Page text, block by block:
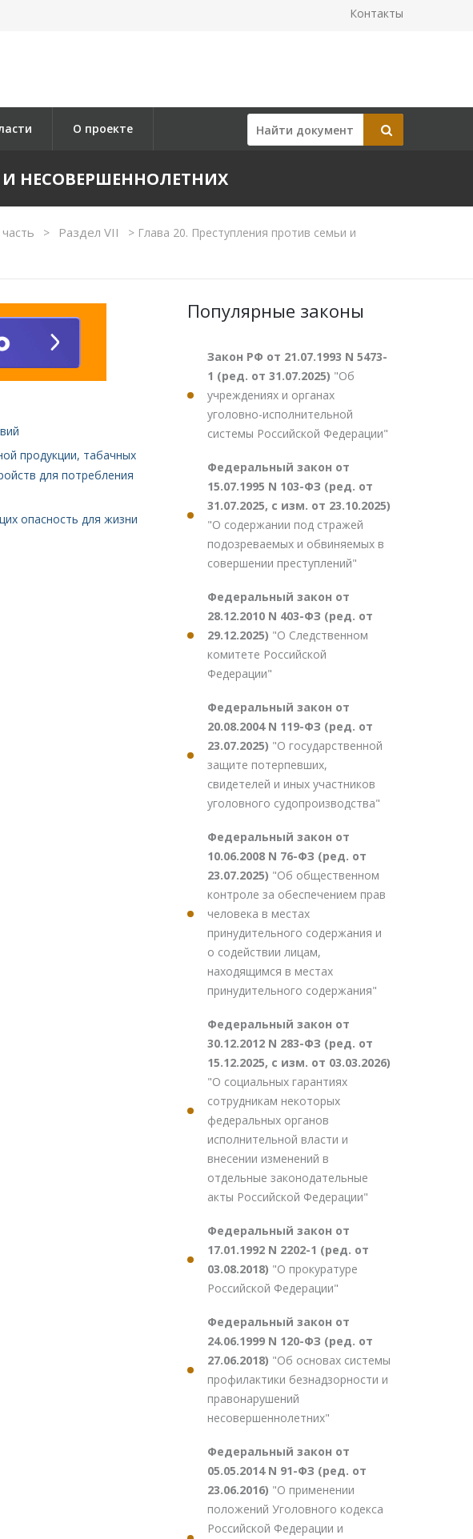
Контакты
О проекте
И НЕСОВЕРШЕННОЛЕТНИХ
> Раздел VII >Глава 20. Преступления против семьи и
продукции, табачных
для потребления
опасность для жизни
Популярные законы
Закон РФ от 21.07.1993 N 5473-
1 (ред. от 31.07.2025) "Об
учреждениях и органах
уголовно-исполнительной
системы Российской Федерации"
Федеральный закон от
15.07.1995 N 103-ФЗ (ред. от
31.07.2025, с изм. от 23.10.2025)
"О содержании под стражей
подозреваемых и обвиняемых в
совершении преступлений"
Федеральный закон от
28.12.2010 N 403-ФЗ (ред. от
29.12.2025) "О Следственном
комитете Российской
Федерации"
Федеральный закон от
20.08.2004 N 119-ФЗ (ред. от
23.07.2025) "О государственной
защите потерпевших,
свидетелей и иных участников
уголовного судопроизводства"
Федеральный закон от
10.06.2008 N 76-ФЗ (ред. от
23.07.2025) "Об общественном
контроле за обеспечением прав
человека в местах
принудительного содержания и
о содействии лицам,
находящимся в местах
принудительного содержания"
Федеральный закон от
30.12.2012 N 283-ФЗ (ред. от
15.12.2025, с изм. от 03.03.2026)
"О социальных гарантиях
сотрудникам некоторых
федеральных органов
исполнительной власти и
внесении изменений в
отдельные законодательные
акты Российской Федерации"
Федеральный закон от
17.01.1992 N 2202-1 (ред. от
03.08.2018) "О прокуратуре
Российской Федерации"
Федеральный закон от
24.06.1999 N 120-ФЗ (ред. от
27.06.2018) "Об основах системы
профилактики безнадзорности и
правонарушений
несовершеннолетних"
Федеральный закон от
05.05.2014 N 91-ФЗ (ред. от
23.06.2016) "О применении
положений Уголовного кодекса
Российской Федерации и